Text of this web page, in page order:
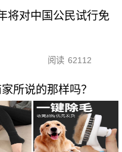
将对中国公民试行免
阅读 62112
所说的那样吗？